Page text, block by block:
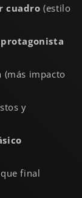
cuadro (estilo
(más impacto
y
final